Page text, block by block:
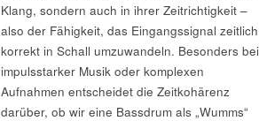
Klang, sondern auch in ihrer Zeitrichtigkeit –
also der Fähigkeit, das Eingangssignal zeitlich
korrekt in Schall umzuwandeln. Besonders bei
impulsstarker Musik oder komplexen
Aufnahmen entscheidet die Zeitkohärenz
darüber, ob wir eine Bassdrum als „Wumms“